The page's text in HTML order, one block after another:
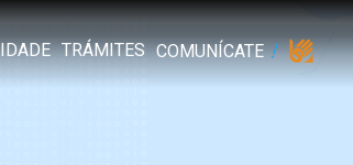
TRÁMITES COMUNÍCATE